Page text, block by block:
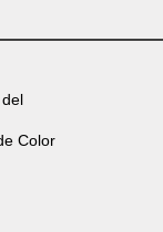
Color